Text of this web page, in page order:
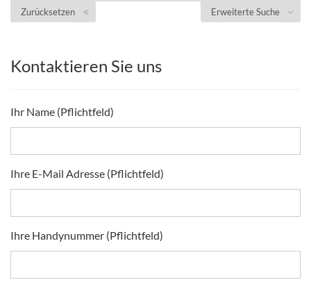
Erweiterte Suche
Zurücksetzen
Kontaktieren Sie uns
Ihr Name (Pflichtfeld)
Ihre E-Mail Adresse (Pflichtfeld)
Ihre Handynummer (Pflichtfeld)